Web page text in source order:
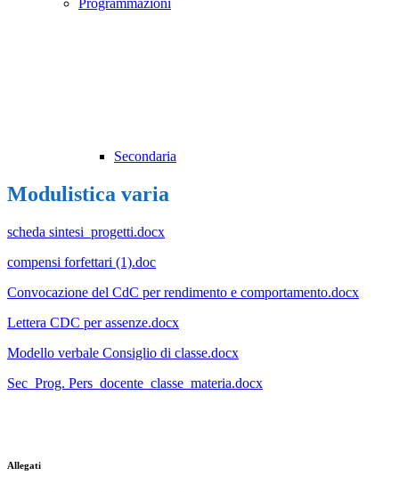
Programmazioni
Secondaria
Modulistica varia
scheda sintesi_progetti.docx
compensi forfettari (1).doc
Convocazione del CdC per rendimento e comportamento.docx
Lettera CDC per assenze.docx
Modello verbale Consiglio di classe.docx
Sec_Prog. Pers_docente_classe_materia.docx
Allegati